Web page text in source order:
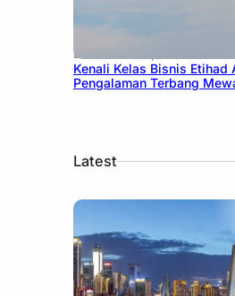
December 27, 2024
Kenali Kelas Bisnis Etihad
Pengalaman Terbang
Latest